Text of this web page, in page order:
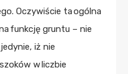
Oczywiście ta ogólna
funkcję gruntu – nie
iż nie
w liczbie